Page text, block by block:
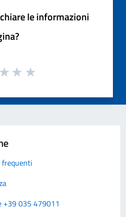
le informazioni
frequenti
+39 035 479011